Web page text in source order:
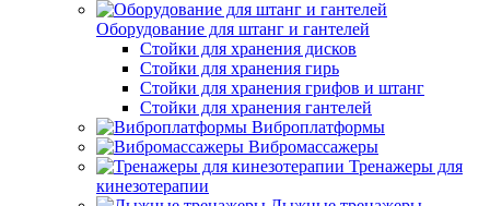
Оборудование для штанг и гантелей
Стойки для хранения дисков
Стойки для хранения гирь
Стойки для хранения грифов и штанг
Стойки для хранения гантелей
Виброплатформы
Вибромассажеры
Тренажеры для
кинезотерапии